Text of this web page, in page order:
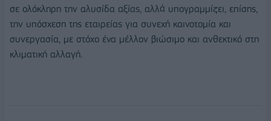
σε ολόκληρη την αλυσίδα αξίας, αλλά υπογραμμίζει, επίσης,
την υπόσχεση της εταιρείας για συνεχή καινοτομία και
συνεργασία, με στόχο ένα μέλλον βιώσιμο και ανθεκτικό στη
κλιματική αλλαγή.